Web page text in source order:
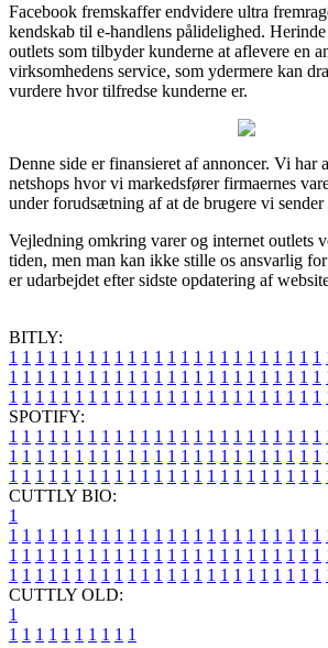
Facebook fremskaffer endvidere ultra
kendskab til e-handlens pålidelighed.
outlets som tilbyder kunderne at aflevere en
virksomhedens service, som ydermere kan
vurdere hvor tilfredse kunderne er.
Denne side er finansieret af annoncer. Vi har
netshops hvor vi markedsfører firmaernes
under forudsætning af at de brugere vi
Vejledning omkring varer og internet outlets
tiden, men man kan ikke stille os ansvarlig
er udarbejdet efter sidste opdatering af
BITLY:
1 1 1 1 1 1 1 1 1 1 1 1 1 1 1 1 1 1 1 1 1 1 1 1
1 1 1 1 1 1 1 1 1 1 1 1 1 1 1 1 1 1 1 1 1 1 1 1
1 1 1 1 1 1 1 1 1 1 1 1 1 1 1 1 1 1 1 1 1 1 1 1
SPOTIFY:
1 1 1 1 1 1 1 1 1 1 1 1 1 1 1 1 1 1 1 1 1 1 1 1
1 1 1 1 1 1 1 1 1 1 1 1 1 1 1 1 1 1 1 1 1 1 1 1
1 1 1 1 1 1 1 1 1 1 1 1 1 1 1 1 1 1 1 1 1 1 1 1
CUTTLY BIO:
1
1 1 1 1 1 1 1 1 1 1 1 1 1 1 1 1 1 1 1 1 1 1 1 1
1 1 1 1 1 1 1 1 1 1 1 1 1 1 1 1 1 1 1 1 1 1 1 1
1 1 1 1 1 1 1 1 1 1 1 1 1 1 1 1 1 1 1 1 1 1 1 1
CUTTLY OLD:
1
1 1 1 1 1 1 1 1 1 1